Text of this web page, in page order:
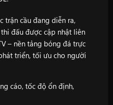
trận cầu đang diễn ra,
đấu được cập nhật liên
– nền tảng bóng đá trực
triển, tối ưu cho người
cáo, tốc độ ổn định,